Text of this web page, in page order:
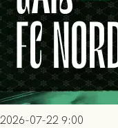
2026-07-22 9:00